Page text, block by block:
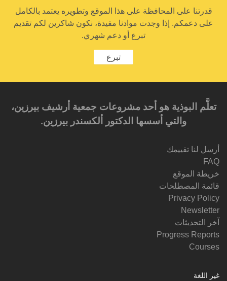
قدرتنا على المحافظة على هذا الموقع وتطويره يعتمد بالكامل
على دعمكم. إذا وجدت موادنا مفيدة، نكون شاكرين لكم تقديم
تبرع أو دعم شهري.
تبرع
تعلَّم البوذية هو أحد مشروعات جمعية أرشيف بيرزين،
والتي أسسها الدكتور ألكسندر بيرزين.‎‎
أرسل لنا تقييمك
FAQ
خريطة الموقع
قائمة المصطلحات
Privacy Policy
Newsletter
آخر التحديثات
Progress Reports
Courses
غير اللغة